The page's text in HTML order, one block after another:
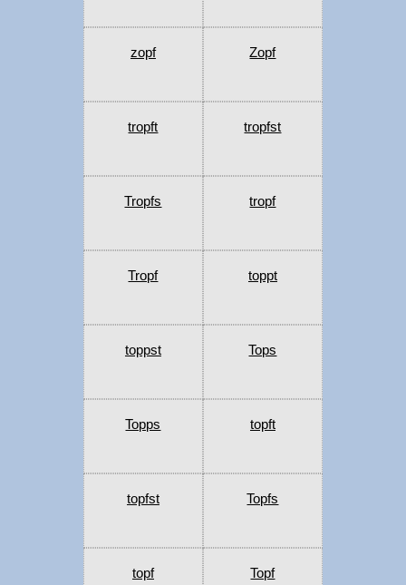
zopf Zopf
tropft tropfst
Tropfs tropf
Tropf toppt
toppst Tops
Topps topft
topfst Topfs
topf Topf